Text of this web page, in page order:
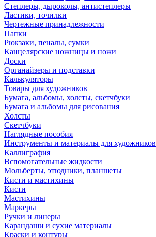
Степлеры, дыроколы, антистеплеры
Ластики, точилки
Чертежные принадлежности
Папки
Рюкзаки, пеналы, сумки
Канцелярские ножницы и ножи
Доски
Органайзеры и подставки
Калькуляторы
Товары для художников
Бумага, альбомы, холсты, скетчбуки
Бумага и альбомы для рисования
Холсты
Скетчбуки
Наглядные пособия
Инструменты и материалы для художников
Каллиграфия
Вспомогательные жидкости
Мольберты, этюдники, планшеты
Кисти и мастихины
Кисти
Мастихины
Маркеры
Ручки и линеры
Карандаши и сухие материалы
Краски и контуры